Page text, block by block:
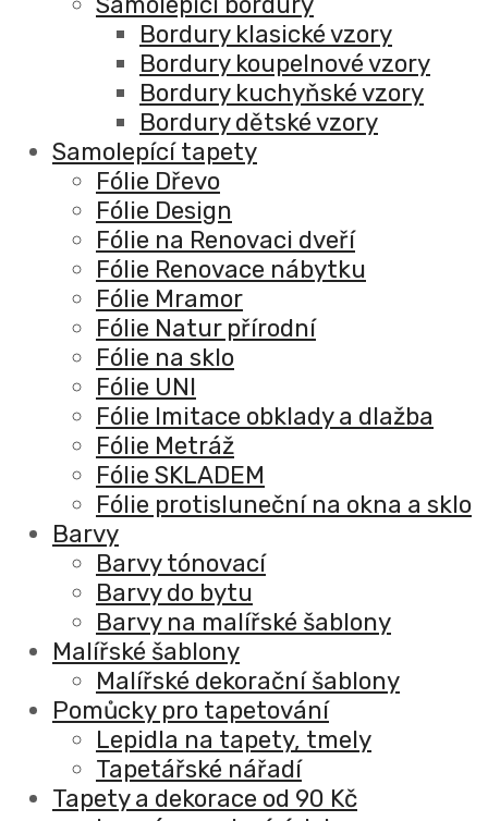
Bordury klasické vzory
Bordury koupelnové vzory
Bordury kuchyňské vzory
Bordury dětské vzory
Samolepící tapety
Fólie Dřevo
Fólie Design
Fólie na Renovaci dveří
Fólie Renovace nábytku
Fólie Mramor
Fólie Natur přírodní
Fólie na sklo
Fólie UNI
Fólie Imitace obklady a dlažba
Fólie Metráž
Fólie SKLADEM
Fólie protisluneční na okna a sklo
Barvy
Barvy tónovací
Barvy do bytu
Barvy na malířské šablony
Malířské šablony
Malířské dekorační šablony
Pomůcky pro tapetování
Lepidla na tapety, tmely
Tapetářské nářadí
Tapety a dekorace od 90 Kč